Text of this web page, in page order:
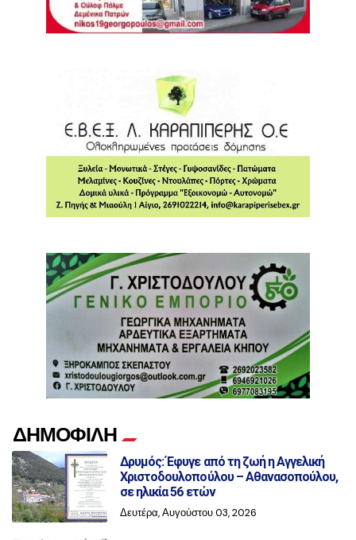
ΔΗΜΟΦΙΛΗ
Δρυμός: Έφυγε από τη ζωή η Αγγελική
Χριστοδουλοπούλου – Αθανασοπούλου,
σε ηλικία 56 ετών
Δευτέρα, Αυγούστου 03, 2026